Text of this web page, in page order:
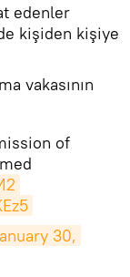
edenler
kişiden kişiye
vakasının
of
30,